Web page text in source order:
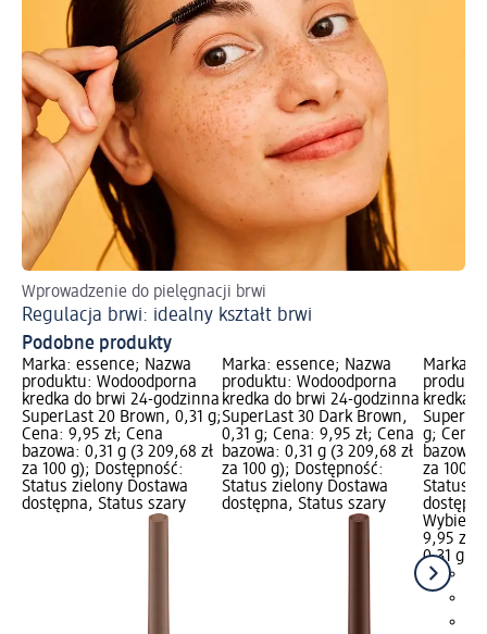
Wprowadzenie do pielęgnacji brwi
Regulacja brwi: idealny kształt brwi
Podobne produkty
Marka: essence; Nazwa
produktu: Wodoodporna
kredka do brwi 24-godzinna
SuperLast 20 Brown, 0,31 g;
Cena: 9,95 zł; Cena
bazowa: 0,31 g (3 209,68 zł
za 100 g); Dostępność:
Status zielony Dostawa
dostępna, Status szary
Marka: essence; Nazwa
produktu: Wodoodporna
kredka do brwi 24-godzinna
SuperLast 30 Dark Brown,
0,31 g; Cena: 9,95 zł; Cena
bazowa: 0,31 g (3 209,68 zł
za 100 g); Dostępność:
Status zielony Dostawa
dostępna, Status szary
Marka:
kredka
g; Cena:
bazowa:
za 100
Status
Wybierz
9,95 zł
0,31 g (3